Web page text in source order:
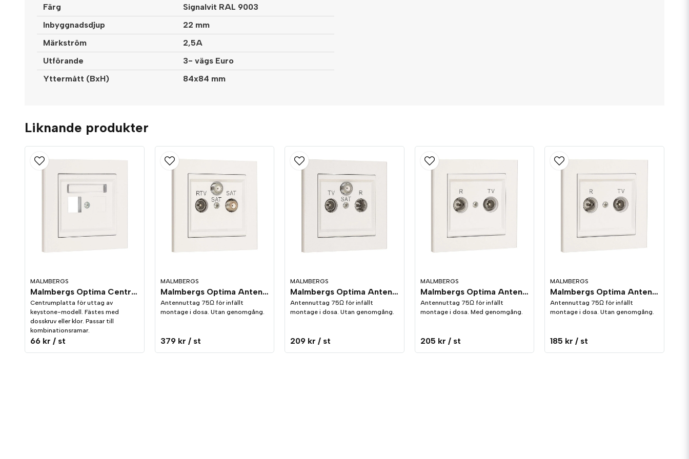
Färg
Signalvit RAL 9003
Inbyggnadsdjup
22 mm
Märkström
2,5A
Utförande
3- vägs Euro
Yttermått (BxH)
84x84 mm
Liknande produkter
MALMBERGS
Malmbergs Optima Centrumplatta keystone rak, 1-vägs Vit
Centrumplatta för uttag av
keystone-modell. Fästes med
dosskruv eller klor. Passar till
kombinationsramar.
66 kr / st
MALMBERGS
Malmbergs Optima Antennuttag utan genomgång TV/2xSat Vit
Antennuttag 75Ω för infällt
montage i dosa. Utan genomgång.
379 kr / st
MALMBERGS
Malmbergs Optima Antennuttag utan genomgång Radio/TV/Sat Vit
Antennuttag 75Ω för infällt
montage i dosa. Utan genomgång.
209 kr / st
MALMBERGS
Malmbergs Optima Antennuttag med genomgång för Radio/TV Vit
Antennuttag 75Ω för infällt
montage i dosa. Med genomgång.
205 kr / st
MALMBERGS
Malmbergs Optima Antennuttag utan genomgång för Radio/TV Vit
Antennuttag 75Ω för infällt
montage i dosa. Utan genomgång.
185 kr / st